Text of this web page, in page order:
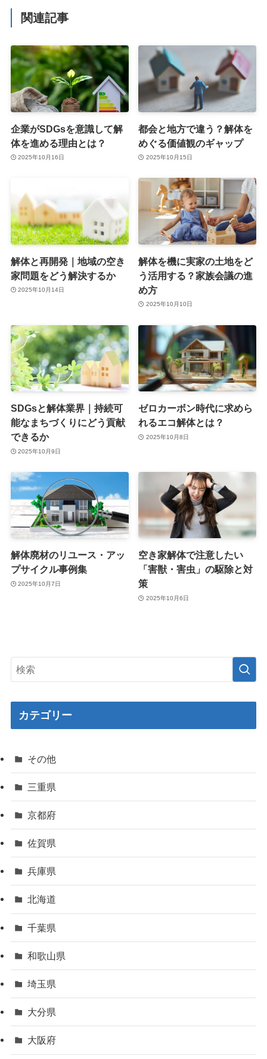
関連記事
企業がSDGsを意識して解
体を進める理由とは？
2025年10月16日
都会と地方で違う？解体を
めぐる価値観のギャップ
2025年10月15日
解体と再開発｜地域の空き
家問題をどう解決するか
2025年10月14日
解体を機に実家の土地をど
う活用する？家族会議の進
め方
2025年10月10日
SDGsと解体業界｜持続可
能なまちづくりにどう貢献
できるか
2025年10月9日
ゼロカーボン時代に求めら
れるエコ解体とは？
2025年10月8日
解体廃材のリユース・アッ
プサイクル事例集
2025年10月7日
空き家解体で注意したい
「害獣・害虫」の駆除と対
策
2025年10月6日
カテゴリー
その他
三重県
京都府
佐賀県
兵庫県
北海道
千葉県
和歌山県
埼玉県
大分県
大阪府